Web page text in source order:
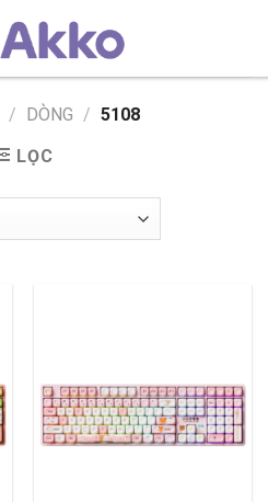
/ DÒNG / 5108
LỌC